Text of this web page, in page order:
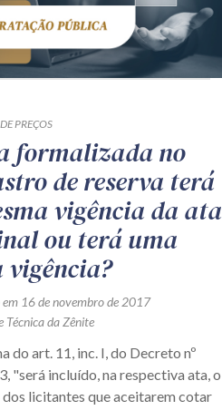
PREÇOS
formalizada no
de reserva terá
vigência da ata
ou terá uma
vigência?
em 16 de novembro de 2017
Técnica da Zênite
do art. 11, inc. I, do Decreto nº
"será incluído, na respectiva ata, o
licitantes que aceitarem cotar